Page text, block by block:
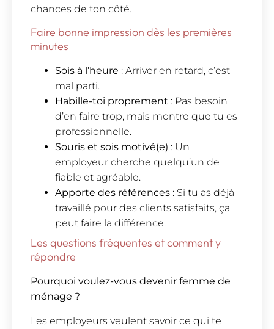
chances de ton côté.
Faire bonne impression dès les premières
minutes
Sois à l’heure : Arriver en retard, c’est
mal parti.
Habille-toi proprement : Pas besoin
d’en faire trop, mais montre que tu es
professionnelle.
Souris et sois motivé(e) : Un
employeur cherche quelqu’un de
fiable et agréable.
Apporte des références : Si tu as déjà
travaillé pour des clients satisfaits, ça
peut faire la différence.
Les questions fréquentes et comment y
répondre
Pourquoi voulez-vous devenir femme de
ménage ?
Les employeurs veulent savoir ce qui te